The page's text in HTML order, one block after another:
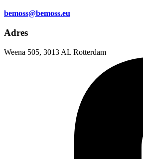
bemoss@bemoss.eu
Adres
Weena 505, 3013 AL Rotterdam